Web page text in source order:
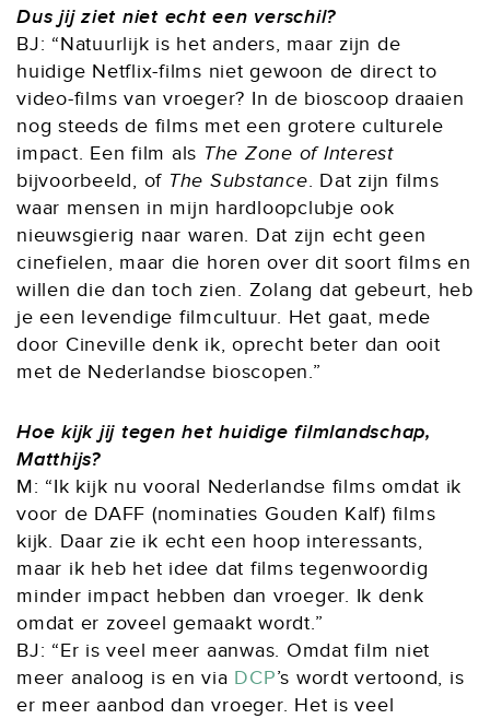
Dus jij ziet niet echt een verschil?
BJ: “Natuurlijk is het anders, maar zijn de
huidige Netflix-films niet gewoon de direct to
video-films van vroeger? In de bioscoop draaien
nog steeds de films met een grotere culturele
impact. Een film als The Zone of Interest
bijvoorbeeld, of The Substance. Dat zijn films
waar mensen in mijn hardloopclubje ook
nieuwsgierig naar waren. Dat zijn echt geen
cinefielen, maar die horen over dit soort films en
willen die dan toch zien. Zolang dat gebeurt, heb
je een levendige filmcultuur. Het gaat, mede
door Cineville denk ik, oprecht beter dan ooit
met de Nederlandse bioscopen.”
Hoe kijk jij tegen het huidige filmlandschap,
Matthijs?
M: “Ik kijk nu vooral Nederlandse films omdat ik
voor de DAFF (nominaties Gouden Kalf) films
kijk. Daar zie ik echt een hoop interessants,
maar ik heb het idee dat films tegenwoordig
minder impact hebben dan vroeger. Ik denk
omdat er zoveel gemaakt wordt.”
BJ: “Er is veel meer aanwas. Omdat film niet
meer analoog is en via DCP’s wordt vertoond, is
er meer aanbod dan vroeger. Het is veel